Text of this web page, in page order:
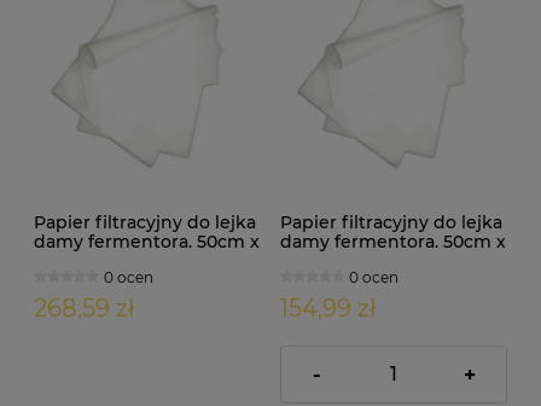
Papier filtracyjny do lejka
damy fermentora. 50cm x
DOKŁADNA (90g) 100 szt
0 ocen
268,59 zł
Papier filtracyjny do lejka
damy fermentora. 50cm x
DROBNOZIARNISTA (77g)
100 szt
0 ocen
154,99 zł
- +